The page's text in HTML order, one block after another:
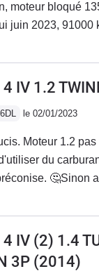
moteur bloqué
juin 2023, 91000
à déconseiller,
acquisition.Je
d’une
4 IV 1.2
le 02/01/2023
Moteur 1.2
du
🤔Sinon
à plat.Il s'agit
Hélas des
portes. 😬La
rebadgée par
4 IV (2) 1.4
3P (2014)